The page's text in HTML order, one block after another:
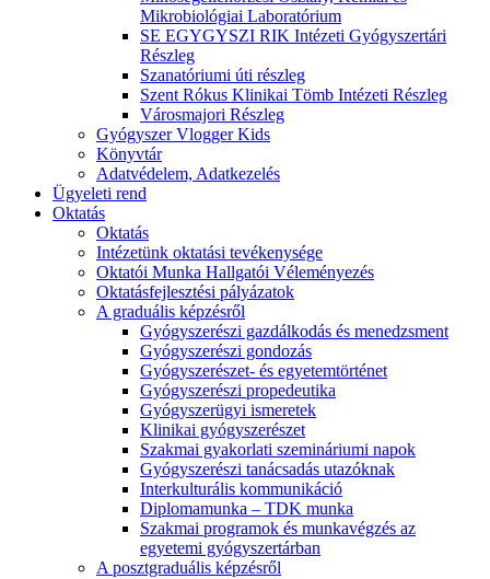
Mikrobiológiai Laboratórium
SE EGYGYSZI RIK Intézeti Gyógyszertári
Részleg
Szanatóriumi úti részleg
Szent Rókus Klinikai Tömb Intézeti Részleg
Városmajori Részleg
Gyógyszer Vlogger Kids
Könyvtár
Adatvédelem, Adatkezelés
Ügyeleti rend
Oktatás
Oktatás
Intézetünk oktatási tevékenysége
Oktatói Munka Hallgatói Véleményezés
Oktatásfejlesztési pályázatok
A graduális képzésről
Gyógyszerészi gazdálkodás és menedzsment
Gyógyszerészi gondozás
Gyógyszerészet- és egyetemtörténet
Gyógyszerészi propedeutika
Gyógyszerügyi ismeretek
Klinikai gyógyszerészet
Szakmai gyakorlati szemináriumi napok
Gyógyszerészi tanácsadás utazóknak
Interkulturális kommunikáció
Diplomamunka – TDK munka
Szakmai programok és munkavégzés az
egyetemi gyógyszertárban
A posztgraduális képzésről